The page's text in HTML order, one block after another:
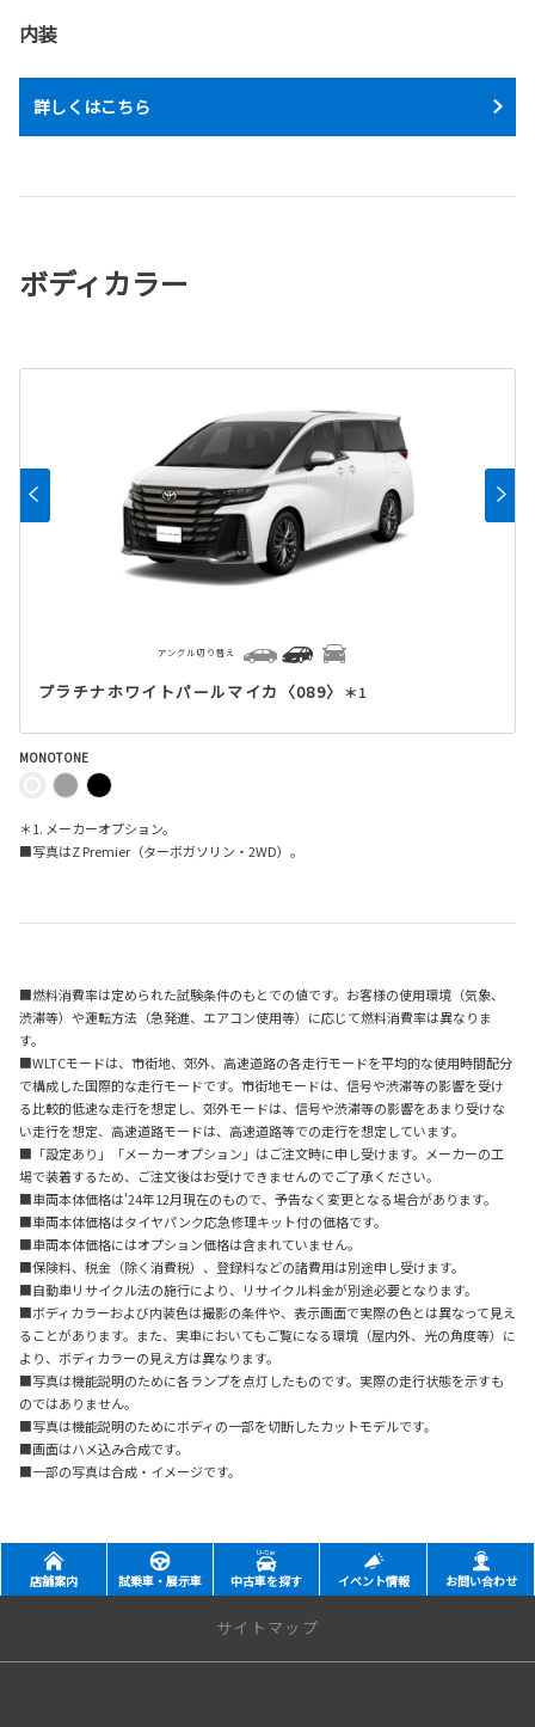
内装
詳しくはこちら
ボディカラー
プラチナホワイトパールマイカ〈089〉 ＊1
アングル切り替え
MONOTONE
＊1. メーカーオプション。
■写真はZ Premier（ターボガソリン・2WD）。
■燃料消費率は定められた試験条件のもとでの値です。お客様の使用環境（気象、
渋滞等）や運転方法（急発進、エアコン使用等）に応じて燃料消費率は異なりま
す。
■WLTCモードは、市街地、郊外、高速道路の各走行モードを平均的な使用時間配分
で構成した国際的な走行モードです。市街地モードは、信号や渋滞等の影響を受け
る比較的低速な走行を想定し、郊外モードは、信号や渋滞等の影響をあまり受けな
い走行を想定、高速道路モードは、高速道路等での走行を想定しています。
■「設定あり」「メーカーオプション」はご注文時に申し受けます。メーカーの工
場で装着するため、ご注文後はお受けできませんのでご了承ください。
■車両本体価格は'24年12月現在のもので、予告なく変更となる場合があります。
■車両本体価格はタイヤパンク応急修理キット付の価格です。
■車両本体価格にはオプション価格は含まれていません。
■保険料、税金（除く消費税）、登録料などの諸費用は別途申し受けます。
■自動車リサイクル法の施行により、リサイクル料金が別途必要となります。
■ボディカラーおよび内装色は撮影の条件や、表示画面で実際の色とは異なって見え
ることがあります。また、実車においてもご覧になる環境（屋内外、光の角度等）に
より、ボディカラーの見え方は異なります。
■写真は機能説明のために各ランプを点灯したものです。実際の走行状態を示すも
のではありません。
■写真は機能説明のためにボディの一部を切断したカットモデルです。
■画面はハメ込み合成です。
■一部の写真は合成・イメージです。
店舗案内 試乗車・展示車 中古車を探す イベント情報 お問い合わせ
サイトマップ